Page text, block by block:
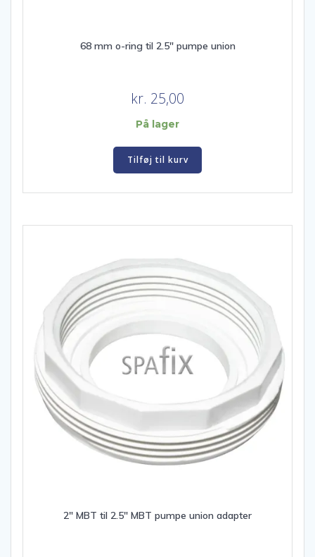
68 mm o-ring til 2.5″ pumpe union
kr. 25,00
På lager
Tilføj til kurv
2″ MBT til 2.5″ MBT pumpe union adapter